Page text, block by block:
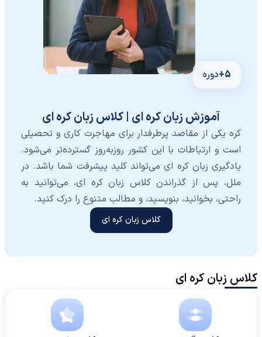
5+ دوره
آموزش زبان کره ای | کلاس زبان کره ای
کره یکی از مقاصد پرطرفدار برای مهاجرت کاری و تحصیلی
است و ارتباطات با این کشور روزبه‌روز گسترده‌تر می‌شود.
یادگیری زبان کره ای می‌تواند کلید پیشرفت شما باشد. در
ملل، پس از گذراندن کلاس زبان کره ای، می‌توانید به
راحتی، بخوانید، بنویسید، و مطالب متنوع را درک کنید.
کلاس زبان کره ای
کلاس زبان کره ای